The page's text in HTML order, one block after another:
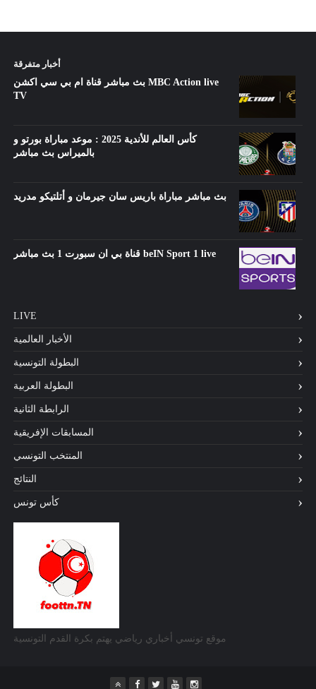
أخبار متفرقة
بث مباشر قناة ام بي سي اكشن MBC Action live
TV
كأس العالم للأندية 2025 : موعد مباراة بورتو و
بالميراس بث مباشر
بث مباشر مباراة باريس سان جيرمان و أتلتيكو مدريد
قناة بي ان سبورت 1 بث مباشر beIN Sport 1 live
LIVE
الأخبار العالمية
البطولة التونسية
البطولة العربية
الرابطة الثانية
المسابقات الإفريقية
المنتخب التونسي
النتائج
كأس تونس
موقع تونسي أخباري رياضي يهتم بكرة القدم التونسية